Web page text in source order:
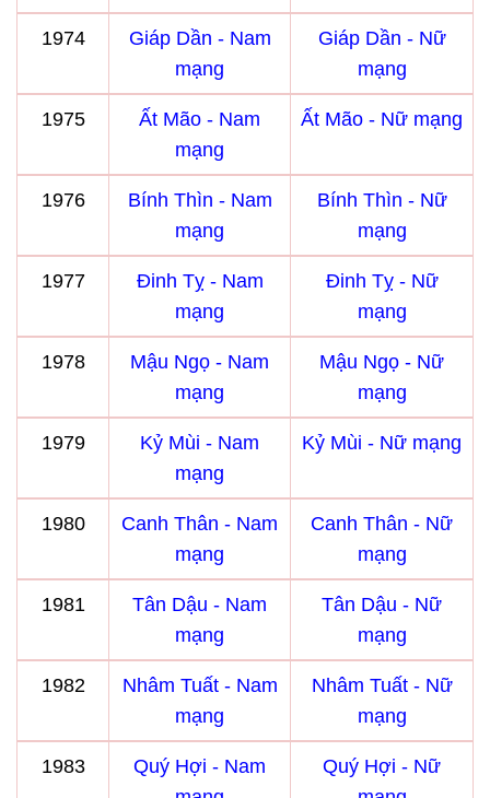
1974
Giáp Dần - Nam
mạng
Giáp Dần - Nữ
mạng
1975
Ất Mão - Nam
mạng
Ất Mão - Nữ mạng
1976
Bính Thìn - Nam
mạng
Bính Thìn - Nữ
mạng
1977
Đinh Tỵ - Nam
mạng
Đinh Tỵ - Nữ
mạng
1978
Mậu Ngọ - Nam
mạng
Mậu Ngọ - Nữ
mạng
1979
Kỷ Mùi - Nam
mạng
Kỷ Mùi - Nữ mạng
1980
Canh Thân - Nam
mạng
Canh Thân - Nữ
mạng
1981
Tân Dậu - Nam
mạng
Tân Dậu - Nữ
mạng
1982
Nhâm Tuất - Nam
mạng
Nhâm Tuất - Nữ
mạng
1983
Quý Hợi - Nam
Quý Hợi - Nữ